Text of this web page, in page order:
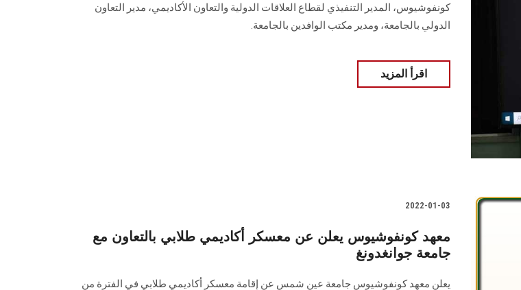
كونفوشيوس، المدير التنفيذي لقطاع العلاقات الدولية والتعاون الأكاديمي، مدير التعاون
الدولي بالجامعة، ومدير مكتب الوافدين بالجامعة.
اقرأ المزيد
2022-01-03
معهد كونفوشيوس يعلن عن معسكر أكاديمي طلابي بالتعاون مع
جامعة جوانغدونغ
يعلن معهد كونفوشيوس جامعة عين شمس عن إقامة معسكر أكاديمي طلابي في الفترة من